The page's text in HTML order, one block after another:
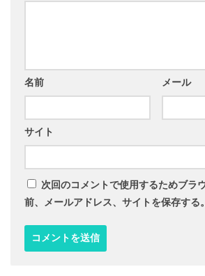
名前 メール
サイト
次回のコメントで使用するためブラ
前、メールアドレス、サイトを保存する。